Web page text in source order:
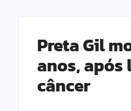
Preta Gil
anos,
câncer